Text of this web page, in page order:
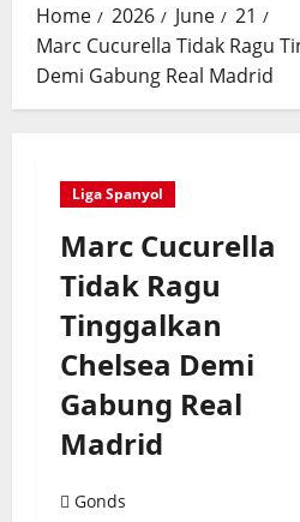
Home 2026 June
21
Marc Cucurella Tidak Ragu
Demi Gabung Real Madrid
Liga Spanyol
Marc Cucurella
Tidak Ragu
Tinggalkan
Chelsea Demi
Gabung Real
Madrid
Gonds